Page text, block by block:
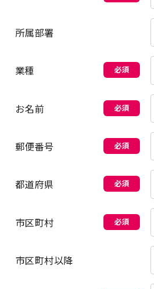
所属部署
業種 必須
お名前 必須
郵便番号 必須
都道府県 必須
市区町村 必須
市区町村以降